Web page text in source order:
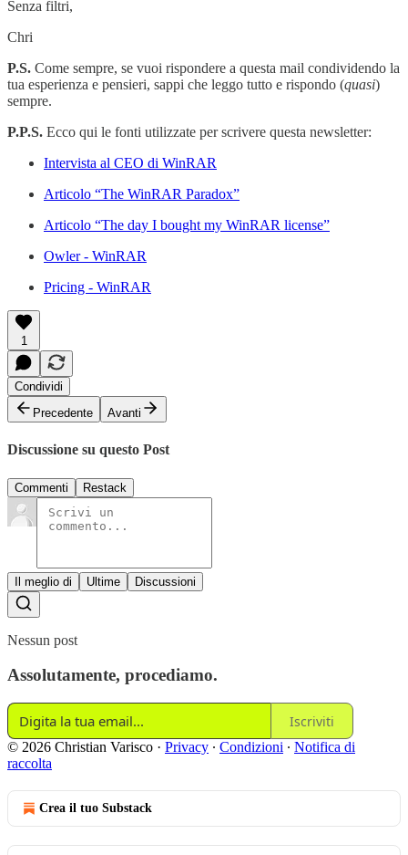
Senza filtri,
Chri
P.S. Come sempre, se vuoi rispondere a questa mail condividendo la
tua esperienza e pensieri, sappi che leggo tutto e rispondo (quasi)
sempre.
P.P.S. Ecco qui le fonti utilizzate per scrivere questa newsletter:
Intervista al CEO di WinRAR
Articolo “The WinRAR Paradox”
Articolo “The day I bought my WinRAR license”
Owler - WinRAR
Pricing - WinRAR
1
Condividi
Precedente
Avanti
Discussione su questo Post
Commenti Restack
Il meglio di Ultime Discussioni
Nessun post
Assolutamente, procediamo.
Iscriviti
© 2026 Christian Varisco · Privacy ∙ Condizioni ∙ Notifica di
raccolta
Crea il tuo Substack